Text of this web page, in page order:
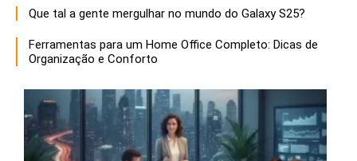
Que tal a gente mergulhar no mundo do Galaxy S25?
Ferramentas para um Home Office Completo: Dicas de
Organização e Conforto